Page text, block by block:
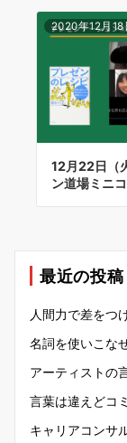
2020年12月18
12月22日（
ン道場ミニ
最近の投稿
人間力で差をつ
名詞を使いこな
アーティストの
言葉は違えどコ
キャリアコンサ